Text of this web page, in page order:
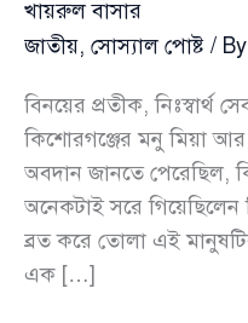
খায়রুল বাসার
জাতীয়, সোস্যাল পোষ্ট / By
বিনয়ের প্রতীক, নিঃস্বার্থ
কিশোরগঞ্জের মনু মিয়া
অবদান জানতে পেরেছিল,
অনেকটাই সরে
ব্রত করে তোলা এই
এক […]